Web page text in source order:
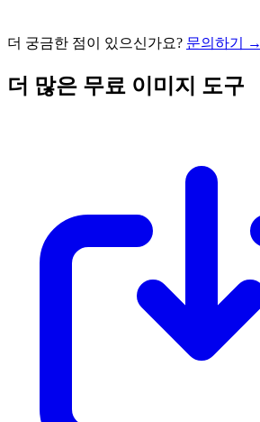
더 궁금한 점이 있으신가요? 문의하기 →
더 많은 무료 이미지 도구